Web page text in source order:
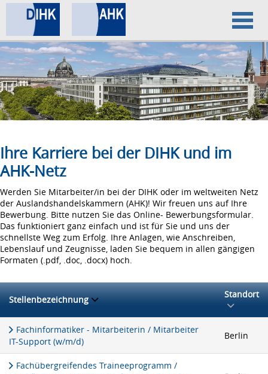
Home
Datenschutz
Impressum
Ihre Karriere bei der DIHK und im
AHK-Netz
Werden Sie Mitarbeiter/in bei der DIHK oder im weltweiten Netz
der Auslandshandelskammern (AHK)! Wir freuen uns auf Ihre
Bewerbung. Bitte nutzen Sie das Online- Bewerbungsformular.
Das funktioniert ganz einfach und ist für Sie und uns der
schnellste Weg zum Erfolg. Ihre Anlagen, wie Anschreiben,
Lebenslauf und Zeugnisse, laden Sie bequem in allen gängigen
Formaten (.pdf, .doc, .docx) hoch.
Stellenbezeichnung Standort
Fachinformatiker - Mitarbeiterin / Mitarbeiter
IT-Support (w/m/d)
Berlin
Fachübergreifendes Traineeprogramm /